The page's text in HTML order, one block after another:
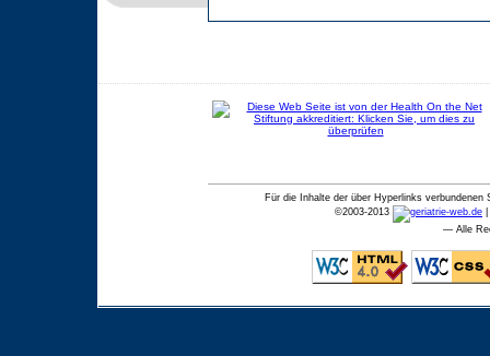
Für die Inhalte der über Hyperlinks
©2003-2013
— Alle